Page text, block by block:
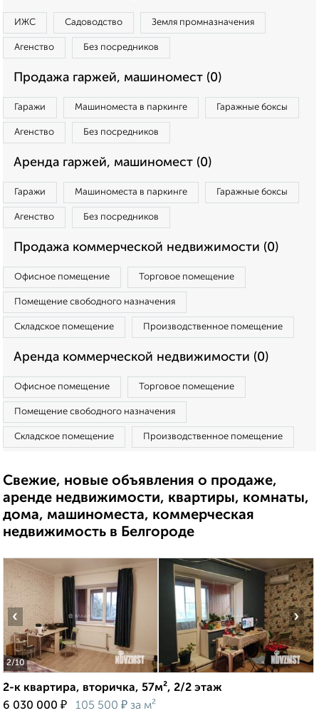
ИЖС Садоводство Земля промназначения
Агенство Без посредников
Продажа гаржей, машиномест (0)
Гаражи Машиноместа в паркинге Гаражные боксы
Агенство Без посредников
Аренда гаржей, машиномест (0)
Гаражи Машиноместа в паркинге Гаражные боксы
Агенство Без посредников
Продажа коммерческой недвижимости (0)
Офисное помещение Торговое помещение
Помещение свободного назначения
Складское помещение Производственное помещение
Аренда коммерческой недвижимости (0)
Офисное помещение Торговое помещение
Помещение свободного назначения
Складское помещение Производственное помещение
Свежие, новые объявления о продаже,
аренде недвижимости, квартиры, комнаты,
дома, машиноместа, коммерческая
недвижимость в Белгороде
2/10
‹ ›
2-к квартира, вторичка, 57м², 2/2 этаж
6 030 000 ₽ 105 500 ₽ за м²